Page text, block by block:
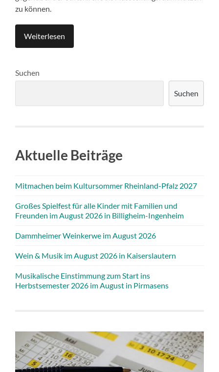
zu können.
Weiterlesen
Suchen
Suchen
Aktuelle Beiträge
Mitmachen beim Kultursommer Rheinland-Pfalz 2027
Großes Spielfest für alle Kinder mit Familien und
Freunden im August 2026 in Billigheim-Ingenheim
Dammheimer Weinkerwe im August 2026
Wein & Musik im August 2026 in Kaiserslautern
Musikalische Einstimmung zum Start ins
Herbstsemester 2026 im August in Pirmasens